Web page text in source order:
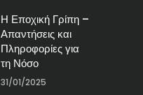
Η Εποχική Γρίπη –
Απαντήσεις και
Πληροφορίες για
τη Νόσο
31/01/2025